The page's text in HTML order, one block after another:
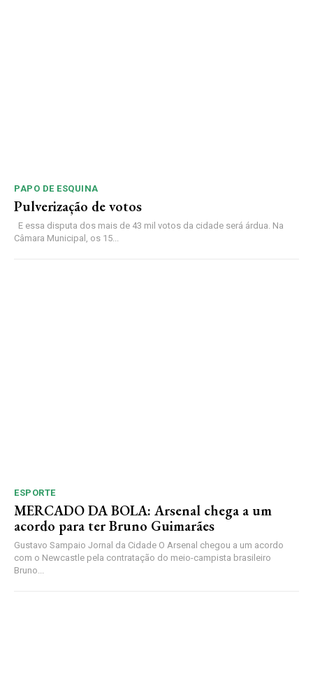
PAPO DE ESQUINA
Pulverização de votos
E essa disputa dos mais de 43 mil votos da cidade será árdua. Na
Câmara Municipal, os 15...
ESPORTE
MERCADO DA BOLA: Arsenal chega a um
acordo para ter Bruno Guimarães
Gustavo Sampaio Jornal da Cidade O Arsenal chegou a um acordo
com o Newcastle pela contratação do meio-campista brasileiro
Bruno...